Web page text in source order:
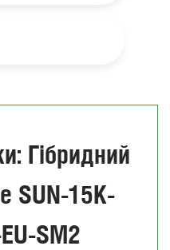
Гібридний
SUN-15K-
SM2